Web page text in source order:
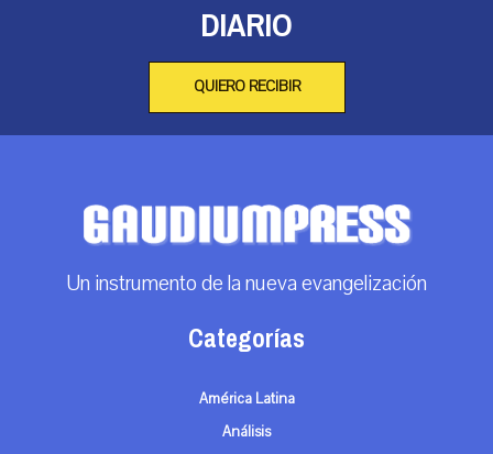
DIARIO
QUIERO RECIBIR
Un instrumento de la nueva evangelización
Categorías
América Latina
Análisis